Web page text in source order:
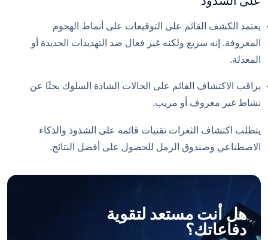
يعتمد الكشف القائم على التوقيعات على أنماط الهجوم
المعروفة. إنه سريع ولكنه غير فعال ضد التهديدات الجديدة أو
المعدلة.
يراقب الاكتشاف القائم على الحالات الشاذة السلوك بحثًا عن
نشاط غير معروف أو مريب.
يتطلب اكتشاف الثغرات تقنيات قائمة على الشذوذ والذكاء
الاصطناعي وصندوق الرمل للحصول على أفضل النتائج.
هل أنت مستعد لتقوية
دفاعاتك؟